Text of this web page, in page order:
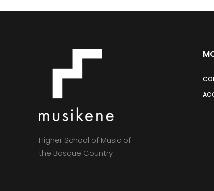
Higher School of Music of
the Basque Country